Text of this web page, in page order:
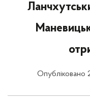
Опубліковано